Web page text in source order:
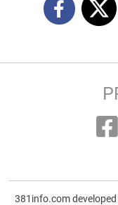
381info.com